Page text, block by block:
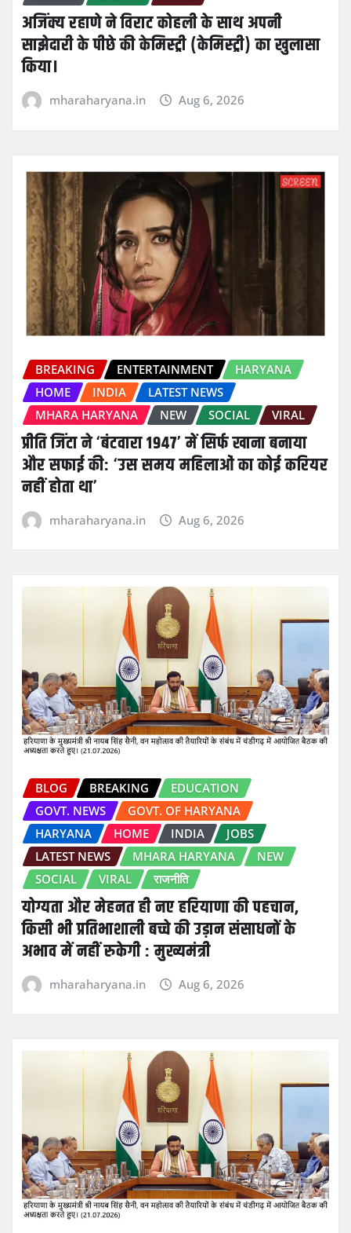
अजिंक्य रहाणे ने विराट कोहली के साथ अपनी
साझेदारी के पीछे की केमिस्ट्री (केमिस्ट्री) का खुलासा
किया।
mharaharyana.in Aug 6, 2026
BREAKING ENTERTAINMENT
HARYANA
HOME
INDIA
LATEST NEWS
MHARA HARYANA
NEW SOCIAL VIRAL
प्रीति जिंटा ने ‘बंटवारा 1947’ में सिर्फ खाना बनाया
और सफाई की: ‘उस समय महिलाओं का कोई करियर
नहीं होता था’
mharaharyana.in Aug 6, 2026
BLOG BREAKING
EDUCATION
GOVT. NEWS
GOVT. OF HARYANA
HARYANA
HOME INDIA
JOBS
LATEST NEWS
MHARA HARYANA
NEW
SOCIAL
VIRAL राजनीति
योग्यता और मेहनत ही नए हरियाणा की पहचान,
किसी भी प्रतिभाशाली बच्चे की उड़ान संसाधनों के
अभाव में नहीं रुकेगी : मुख्यमंत्री
mharaharyana.in Aug 6, 2026